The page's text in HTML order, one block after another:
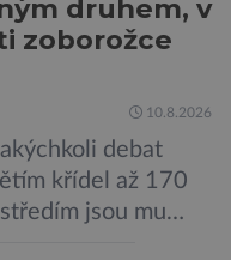
druhem, v
zoborožce
10.8.2026
debat
křídel až 170
jsou mu